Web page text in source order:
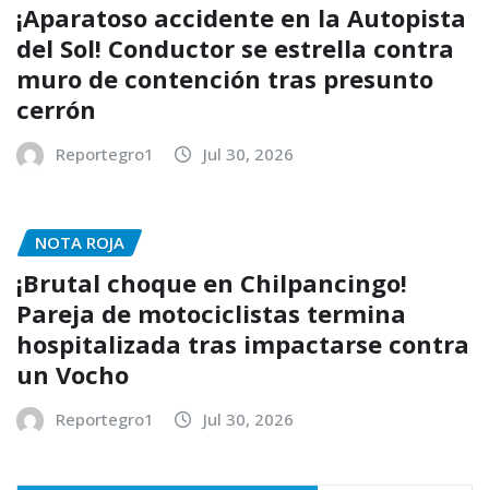
¡Aparatoso accidente en la Autopista
del Sol! Conductor se estrella contra
muro de contención tras presunto
cerrón
Reportegro1 Jul 30, 2026
NOTA ROJA
¡Brutal choque en Chilpancingo!
Pareja de motociclistas termina
hospitalizada tras impactarse contra
un Vocho
Reportegro1 Jul 30, 2026